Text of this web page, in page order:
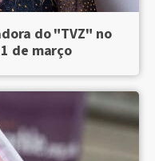
do "TVZ" no
de março